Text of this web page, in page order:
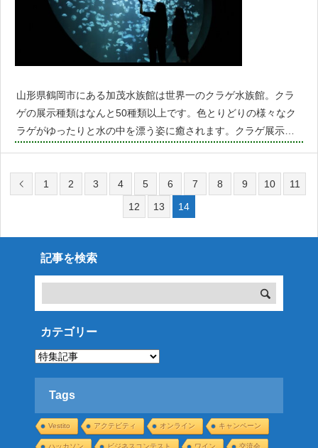
山形県鶴岡市にある加茂水族館は世界一のクラゲ水族館。クラ
ゲの展示種類はなんと50種類以上です。色とりどりの様々なク
ラゲがゆったりと水の中を漂う姿に癒されます。クラゲ展示の
ウィルス感染症拡大
1 2 3 4 5 6 7 8 9 10
11
12
13 14
記事を検索
カテゴリー
カ
テ
Tags
Vestito アクテビティ オンライン キャンペーン
ハッカソン ビジネスコンテスト ワイン 交流会